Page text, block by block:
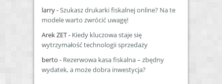
larry-Szukasz drukarki fiskalnej online? Na te
modele warto zwrócić uwagę!
Arek ZET- Kiedy kluczowa staje się
wytrzymałość technologii sprzedaży
berto - Rezerwowa kasa fiskalna – zbędny
wydatek, a może dobra inwestycja?